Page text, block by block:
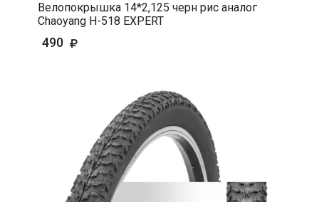
Велопокрышка 14*2,125 черн рис аналог
Chaoyang Н-518 EXPERT
490